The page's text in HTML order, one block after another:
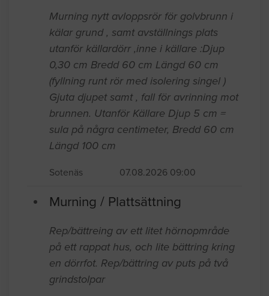
Murning nytt avloppsrör för golvbrunn i
kälar grund , samt avställnings plats
utanför källardörr ,inne i källare :Djup
0,30 cm Bredd 60 cm Längd 60 cm
(fyllning runt rör med isolering singel )
Gjuta djupet samt , fall för avrinning mot
brunnen. Utanför Källare Djup 5 cm =
sula på några centimeter, Bredd 60 cm
Längd 100 cm
Sotenäs 07.08.2026 09:00
Murning / Plattsättning
Rep/bättreing av ett litet hörnopmråde
på ett rappat hus, och lite bättring kring
en dörrfot. Rep/bättring av puts på två
grindstolpar